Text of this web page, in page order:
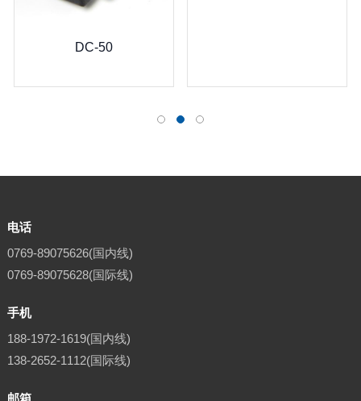
DC-50
电话
0769-89075626(国内线)
0769-89075628(国际线)
手机
188-1972-1619(国内线)
138-2652-1112(国际线)
邮箱